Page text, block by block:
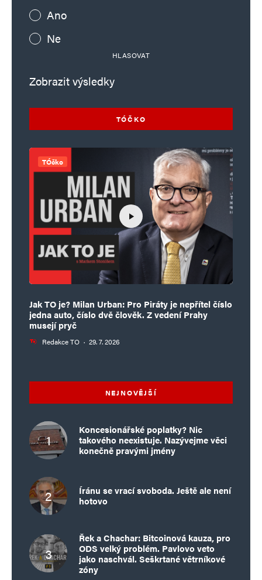
Ano
Ne
HLASOVAT
Zobrazit výsledky
TÓČKO
TÓčko
Jak TO je? Milan Urban: Pro Piráty je nepřítel číslo
jedna auto, číslo dvě člověk. Z vedení Prahy
musejí pryč
Redakce TO · 29. 7. 2026
NEJNOVĚJŠÍ
Koncesionářské poplatky? Nic
takového neexistuje. Nazývejme věci
konečně pravými jmény
Íránu se vrací svoboda. Ještě ale není
hotovo
Řek a Chachar: Bitcoinová kauza, pro
ODS velký problém. Pavlovo veto
jako naschvál. Seškrtané větrníkové
zóny